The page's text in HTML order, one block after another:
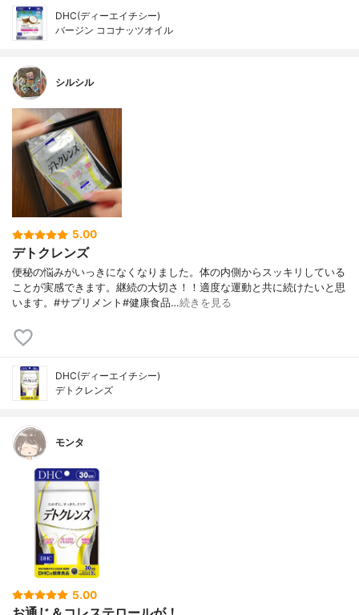
DHC(ディーエイチシー)
バージン ココナッツオイル
シルシル
5.00
デトクレンズ
便秘の悩みがいっきになくなりました。体の内側からスッキリしている
ことが実感できます。継続の大切さ！！適度な運動と共に続けたいと思
います。#サプリメント#健康食品…続きを見る
DHC(ディーエイチシー)
デトクレンズ
モンタ
5.00